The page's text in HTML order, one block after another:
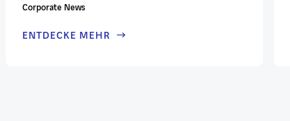
Corporate News
ENTDECKE MEHR